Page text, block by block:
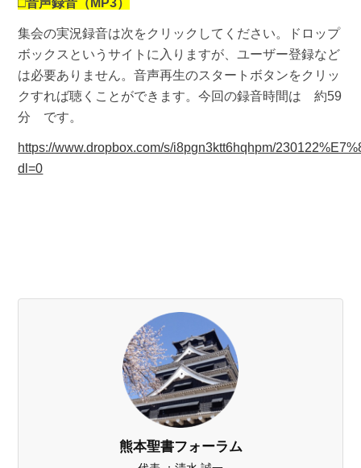
集会の実況録音は次をクリックしてください。ドロップ
ボックスというサイトに入りますが、ユーザー登録など
は必要ありません。音声再生のスタートボタンをクリッ
クすれば聴くことができます。今回の録音時間は 約59
分 です。
https://www.dropbox.com/s/i8pgn3ktt6hqhpm/
dl=0
熊本聖書フォーラム